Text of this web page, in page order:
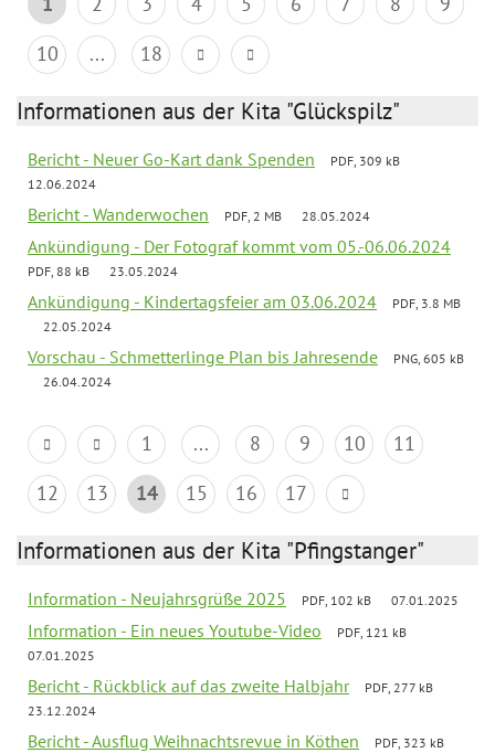
10
... 18
Informationen aus der Kita "Glückspilz"
Bericht - Neuer Go-Kart dank Spenden
PDF, 309 kB
12.06.2024
Bericht - Wanderwochen PDF, 2 MB 28.05.2024
Ankündigung - Der Fotograf kommt vom 05.-06.06.2024
PDF, 88 kB 23.05.2024
Ankündigung - Kindertagsfeier am 03.06.2024
PDF, 3.8 MB
22.05.2024
Vorschau - Schmetterlinge Plan bis Jahresende
PNG, 605 kB
26.04.2024
1 ... 8 9 10
11
12
13 14 15 16 17
Informationen aus der Kita "Pfingstanger"
Information - Neujahrsgrüße 2025 PDF, 102 kB 07.01.2025
Information - Ein neues Youtube-Video
PDF, 121 kB
07.01.2025
Bericht - Rückblick auf das zweite Halbjahr
PDF, 277 kB
23.12.2024
Bericht - Ausflug Weihnachtsrevue in Köthen
PDF, 323 kB